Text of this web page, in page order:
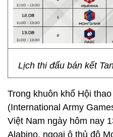
Lịch thi đấu bán kết
Trong khuôn khổ Hội
(International Army
Việt Nam ngày hôm nay
Alabino, ngoại ô thủ đô